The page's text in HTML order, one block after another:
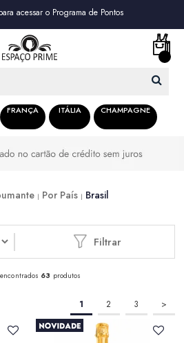
acessar o Programa de Pontos
FRANÇA ITÁLIA CHAMPAGNE
Por País Brasil
Filtrar
63 produtos
1 2 3 >